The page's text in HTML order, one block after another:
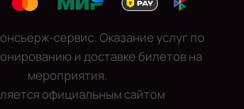
сервис. Оказание услуг по
и доставке билетов на
мероприятия.
официальным сайтом